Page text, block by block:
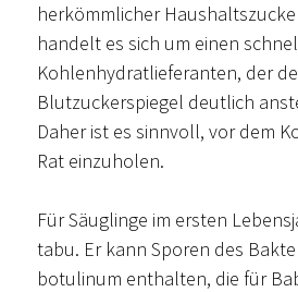
herkömmlicher
handelt es sich um einen
Kohlenhydratlieferanten, der
Blutzuckerspiegel deutlich
Daher ist es sinnvoll, vor dem
Rat einzuholen.
Für Säuglinge im ersten
tabu. Er kann Sporen des
botulinum enthalten, die für